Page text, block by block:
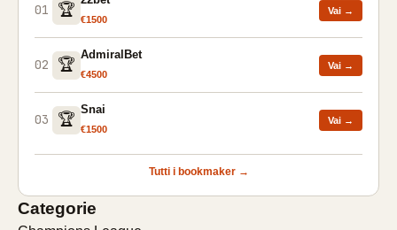
01 🏆
€1500
Vai →
02 🏆
AdmiralBet
€4500
Vai →
03 🏆
Snai
€1500
Vai →
Tutti i bookmaker →
Categorie